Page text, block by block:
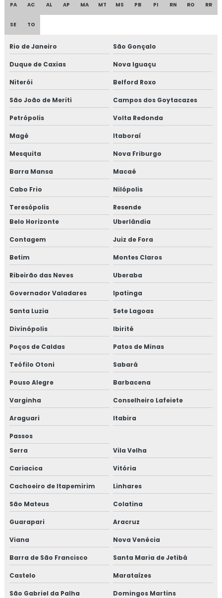
PA AC AL AP MA MT MS PB PI RN RO RR
SE TO
Rio de Janeiro São Gonçalo
Duque de Caxias Nova Iguaçu
Niterói Belford Roxo
São João de Meriti Campos dos Goytacazes
Petrópolis Volta Redonda
Magé Itaboraí
Mesquita Nova Friburgo
Barra Mansa Macaé
Cabo Frio Nilópolis
Teresópolis
Resende
Belo Horizonte
Uberlândia
Contagem Juiz de Fora
Betim Montes Claros
Ribeirão das Neves Uberaba
Governador Valadares Ipatinga
Santa Luzia Sete Lagoas
Divinópolis Ibirité
Poços de Caldas Patos de Minas
Teófilo Otoni Sabará
Pouso Alegre Barbacena
Varginha Conselheiro Lafeiete
Araguari Itabira
Passos
Serra
Vila Velha
Cariacica Vitória
Cachoeiro de Itapemirim Linhares
São Mateus Colatina
Guarapari Aracruz
Viana Nova Venécia
Barra de São Francisco Santa Maria de Jetibá
Castelo Marataízes
São Gabriel da Palha Domingos Martins